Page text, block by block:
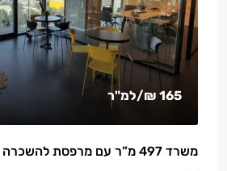
165 ₪ /למ"ר
משרד 497 מ”ר עם מרפסת להשכרה במגדלי הארבעה